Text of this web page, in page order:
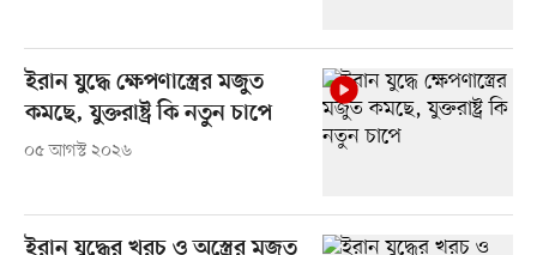
ইরান যুদ্ধে ক্ষেপণাস্ত্রের মজুত
কমছে, যুক্তরাষ্ট্র কি নতুন চাপে
০৫ আগস্ট ২০২৬
ইরান যুদ্ধের খরচ ও অস্ত্রের মজুত